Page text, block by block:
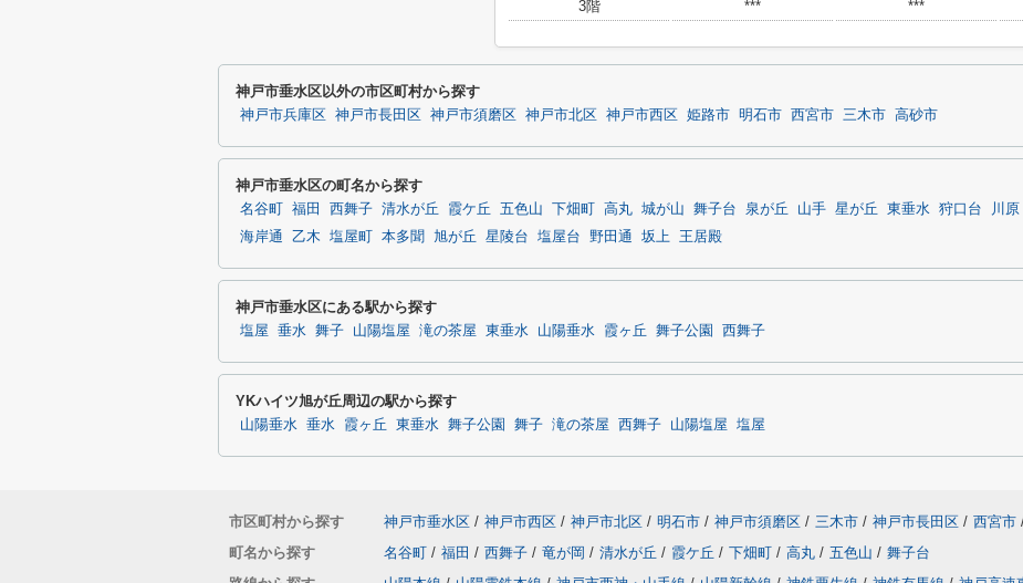
3階
*** ***
神戸市垂水区以外の市区町村から探す
神戸市兵庫区 神戸市長田区 神戸市須磨区 神戸市北区 神戸市西区 姫路市 明石市 西宮市 三木市 高砂市
神戸市垂水区の町名から探す
名谷町 福田 西舞子 清水が丘 霞ケ丘 五色山 下畑町 高丸 城が山 舞子台 泉が丘 山手 星が丘 東垂水 狩口台 川原
海岸通
乙木 塩屋町 本多聞 旭が丘 星陵台 塩屋台 野田通 坂上 王居殿
神戸市垂水区にある駅から探す
塩屋 垂水 舞子 山陽塩屋 滝の茶屋 東垂水 山陽垂水 霞ヶ丘 舞子公園 西舞子
YKハイツ旭が丘周辺の駅から探す
山陽垂水 垂水 霞ヶ丘 東垂水 舞子公園 舞子 滝の茶屋 西舞子 山陽塩屋 塩屋
市区町村から探す 神戸市垂水区 / 神戸市西区 / 神戸市北区 / 明石市 / 神戸市須磨区 / 三木市 / 神戸市長田区 / 西宮市
町名から探す
名谷町 / 福田 / 西舞子 / 竜が岡 / 清水が丘 / 霞ケ丘 / 下畑町 / 高丸 / 五色山 / 舞子台